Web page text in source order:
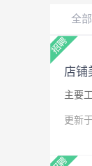
全
店铺
主要
更新